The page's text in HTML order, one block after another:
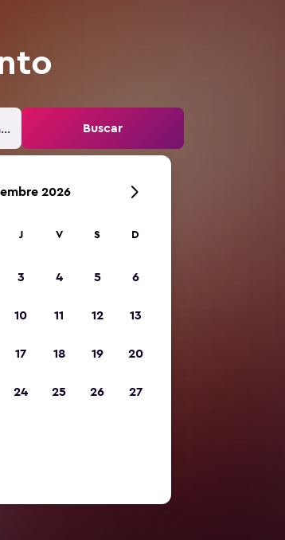
Buscar
2026
J V S D
3 4 5 6
10 11 12 13
17 18 19 20
24 25 26 27